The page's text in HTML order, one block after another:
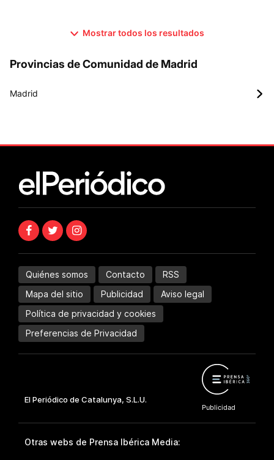
Mostrar todos los resultados
Provincias de Comunidad de Madrid
Madrid
Quiénes somos Contacto
RSS
Mapa del sitio
Publicidad
Aviso legal
Política de privacidad y cookies
Preferencias de Privacidad
Otras webs de Prensa Ibérica Media: